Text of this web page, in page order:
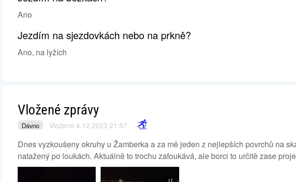
Ano
Jezdím na sjezdovkách nebo na prkně?
Ano, na lyžích
Vložené zprávy
Dávno Vloženo 4.12.2023 21:57
Dnes vyzkoušeny okruhy u Žamberka a za mě jeden z nejlepších povrchů na
natažený po loukách. Aktuálně to trochu zafoukává, ale borci to určitě zase